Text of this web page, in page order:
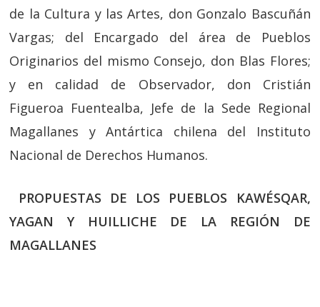
de la Cultura y las Artes, don Gonzalo Bascuñán
Vargas; del Encargado del área de Pueblos
Originarios del mismo Consejo, don Blas Flores;
y en calidad de Observador, don Cristián
Figueroa Fuentealba, Jefe de la Sede Regional
Magallanes y Antártica chilena del Instituto
Nacional de Derechos Humanos.
PROPUESTAS DE LOS PUEBLOS KAWÉSQAR,
YAGAN Y HUILLICHE DE LA REGIÓN DE
MAGALLANES